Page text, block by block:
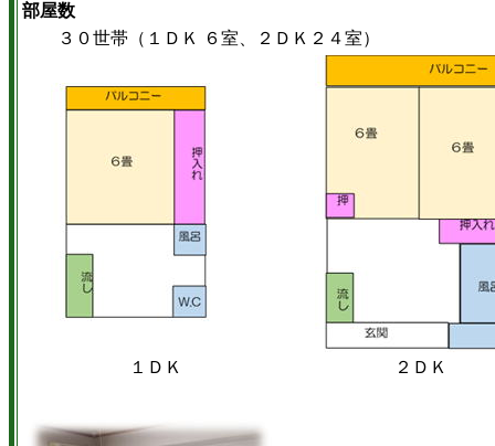
部屋数
３０世帯（１ＤＫ ６室、２ＤＫ２４室）
１ＤＫ ２ＤＫ